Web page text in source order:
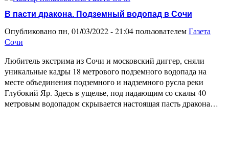
В пасти дракона. Подземный водопад в Сочи
Опубликовано пн, 01/03/2022 - 21:04 пользователемГазета
Сочи
Любитель экстрима из Сочи и московский диггер, сняли
уникальные кадры 18 метрового подземного водопада на
месте объединения подземного и надземного русла реки
Глубокий Яр. Здесь в ущелье, под падающим со скалы 40
метровым водопадом скрывается настоящая пасть дракона…